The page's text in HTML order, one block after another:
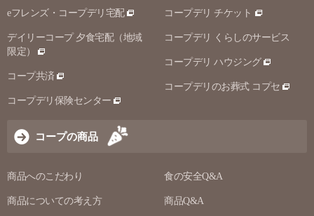
eフレンズ・コープデリ宅配
デイリーコープ 夕食宅配（地域
限定）
コープ共済
コープデリ保険センター
コープデリ チケット
コープデリ くらしのサービス
コープデリ ハウジング
コープデリのお葬式 コプセ
コープの商品
商品へのこだわり
商品についての考え方
食の安全Q&A
商品Q&A